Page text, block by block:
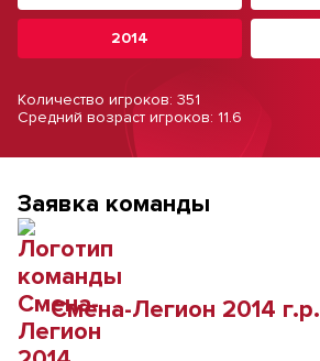
2014
Количество игроков: 351
Средний возраст игроков: 11.6
Заявка команды
Смена-Легион 2014 г.р.